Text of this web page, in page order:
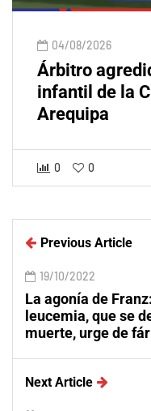
04/08/2026
Árbitro
infantil de la
Arequipa
0 0
Previous Article
19/10/2022
La agonía de
leucemia, que se
muerte, urge de
Next Article